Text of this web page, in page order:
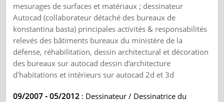
mesurages de surfaces et matériaux ; dessinateur
Αutocad (collaborateur détaché des bureaux de
konstantina basta) principales activités & responsabilités
relevés des bâtiments bureaux du ministère de la
défense, réhabilitation, dessin architectural et décoration
des bureaux sur autocad dessin d'architecture
d'habitations et intérieurs sur autocad 2d et 3d
09/2007 - 05/2012 : Dessinateur / Dessinatrice du